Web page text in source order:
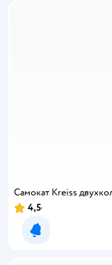
Самокат Kreiss
4,5
Уведомить о